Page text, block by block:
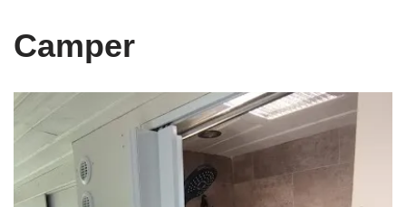
Camper